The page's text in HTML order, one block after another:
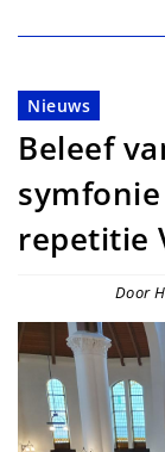
Nieuws
Beleef
repetitie
Door